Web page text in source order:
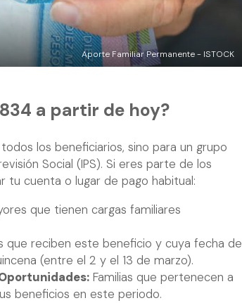
Aporte Familiar Permanente - ISTOCK
a partir de hoy?
los beneficiarios, sino para un grupo
Social (IPS). Si eres parte de los
tu cuenta o lugar de pago habitual:
que tienen cargas familiares
que reciben este beneficio y cuya fecha de
(entre el 2 y el 13 de marzo).
Familias que pertenecen a
beneficios en este periodo.